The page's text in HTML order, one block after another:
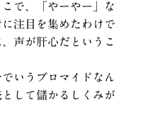
で、「やーやー」な
注目を集めたわけで
声が肝心だというこ
いうブロマイドなん
して儲かるしくみが